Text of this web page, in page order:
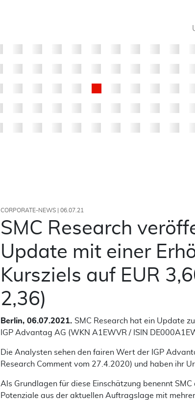
CORPORATE-NEWS | 06.07.21
SMC Research
Update mit einer
Kursziels auf EUR
2,36)
Berlin, 06.07.2021. SMC Research hat ein Update
IGP Advantag AG (WKN A1EWVR / ISIN
Die Analysten sehen den fairen Wert der IGP
Research Comment vom 27.4.2020) und haben ihr
Als Grundlagen für diese Einschätzung benennt
Potenziale aus der aktuellen Auftragslage mit